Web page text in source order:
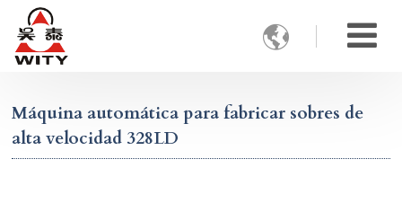

Máquina automática para fabricar sobres de
alta velocidad 328LD